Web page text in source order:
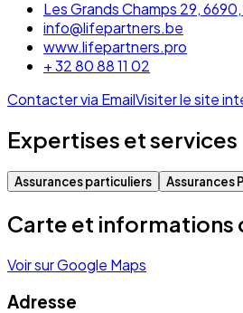
Les Grands Champs 29, 6690,
info@lifepartners.be
www.lifepartners.pro
+ 32 80 88 11 02
Contacter via EmailVisiter le site
Expertises et services
Assurances particuliers Assurances
Carte et informations
Voir sur Google Maps
Adresse